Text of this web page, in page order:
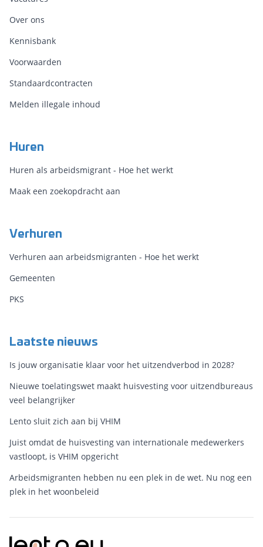
Over ons
Kennisbank
Voorwaarden
Standaardcontracten
Melden illegale inhoud
Huren
Huren als arbeidsmigrant - Hoe het werkt
Maak een zoekopdracht aan
Verhuren
Verhuren aan arbeidsmigranten - Hoe het werkt
Gemeenten
PKS
Laatste nieuws
Is jouw organisatie klaar voor het uitzendverbod in 2028?
Nieuwe toelatingswet maakt huisvesting voor uitzendbureaus
veel belangrijker
Lento sluit zich aan bij VHIM
Juist omdat de huisvesting van internationale medewerkers
vastloopt, is VHIM opgericht
Arbeidsmigranten hebben nu een plek in de wet. Nu nog een
plek in het woonbeleid